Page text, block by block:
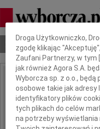
Nekrologi Odeszli
IMIĘ I NAZWISKO:
REGION: cała
DATA EMISJI:
Dbamy o Twoją
Droga Użytkowniczko,
zgodę klikając
Zaufani Partnerzy, w tym
jak również Agora S.A.
Wyborcza sp. z o.o.,
osobowe takie jak adresy
identyfikatory plików
tych plikach do celów
na potrzeby wyświetlania